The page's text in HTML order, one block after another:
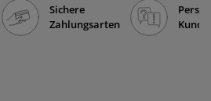
Sichere
Zahlungsarten